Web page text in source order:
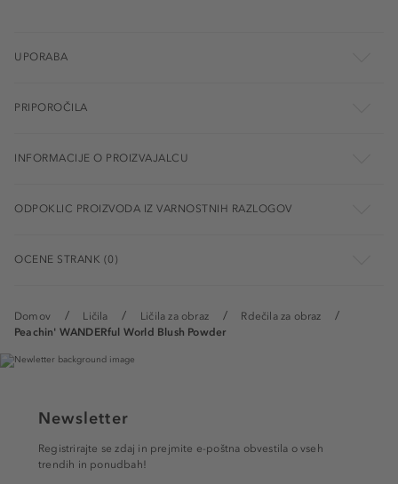
Domov Ličila Ličila za obraz
Rdečila za obraz
Peachin' WANDERful World Blush Powder
UPORABA
PRIPOROČILA
INFORMACIJE O PROIZVAJALCU
ODPOKLIC PROIZVODA IZ VARNOSTNIH RAZLOGOV
OCENE STRANK (0)
Newsletter
Registrirajte se zdaj in prejmite e-poštna obvestila o vseh
trendih in ponudbah!